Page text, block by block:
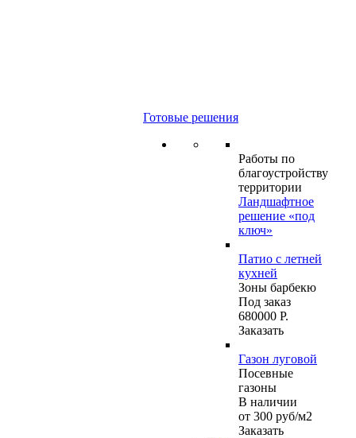
Готовые решения
Работы по
благоустройству
территории
Ландшафтное
решение «под
ключ»
Патио с летней
кухней
Зоны барбекю
Под заказ
680000 Р.
Заказать
Газон луговой
Посевные
газоны
В наличии
от 300 руб/м2
Заказать